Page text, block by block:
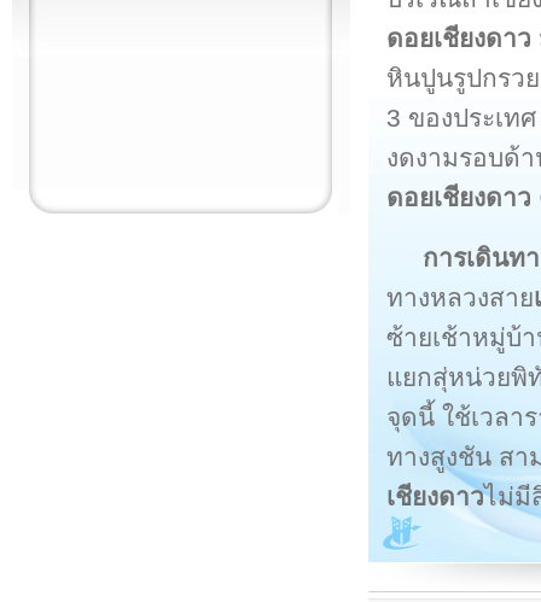
ดอยเชียงดาว
หินปูนรูปกรว
3 ของประเท
งดงามรอบด้
ดอยเชียงดาว
การเดินท
ทางหลวงสาย
ซ้ายเช้าหมู่บ้
แยกสุ่หน่วยพิ
จุดนี้ ใช้เวลา
ทางสูงชัน สา
เชียงดาวไม่มี